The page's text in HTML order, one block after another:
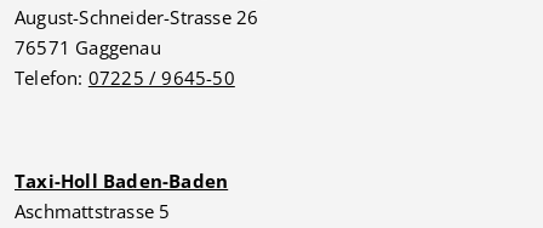
August-Schneider-Strasse 26
76571 Gaggenau
Telefon: 07225 / 9645-50
Taxi-Holl Baden-Baden
Aschmattstrasse 5